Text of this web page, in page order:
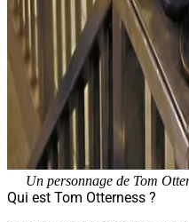
Un personnage de Tom
Qui est Tom Otterness ?